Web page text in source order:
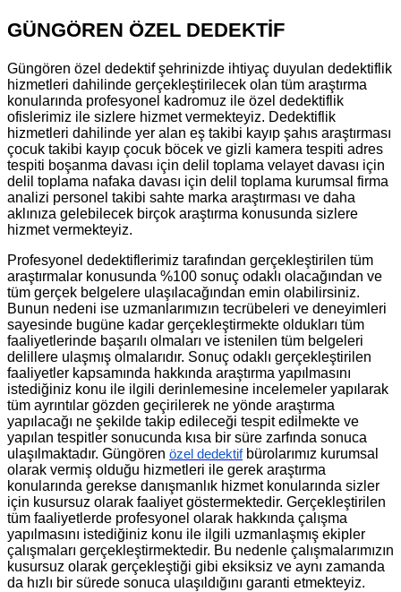
GÜNGÖREN ÖZEL DEDEKTİF
Güngören özel dedektif şehrinizde ihtiyaç duyulan dedektiflik
hizmetleri dahilinde gerçekleştirilecek olan tüm araştırma
konularında profesyonel kadromuz ile özel dedektiflik
ofislerimiz ile sizlere hizmet vermekteyiz. Dedektiflik
hizmetleri dahilinde yer alan eş takibi kayıp şahıs araştırması
çocuk takibi kayıp çocuk böcek ve gizli kamera tespiti adres
tespiti boşanma davası için delil toplama velayet davası için
delil toplama nafaka davası için delil toplama kurumsal firma
analizi personel takibi sahte marka araştırması ve daha
aklınıza gelebilecek birçok araştırma konusunda sizlere
hizmet vermekteyiz.
Profesyonel dedektiflerimiz tarafından gerçekleştirilen tüm
araştırmalar konusunda %100 sonuç odaklı olacağından ve
tüm gerçek belgelere ulaşılacağından emin olabilirsiniz.
Bunun nedeni ise uzmanlarımızın tecrübeleri ve deneyimleri
sayesinde bugüne kadar gerçekleştirmekte oldukları tüm
faaliyetlerinde başarılı olmaları ve istenilen tüm belgeleri
delillere ulaşmış olmalarıdır. Sonuç odaklı gerçekleştirilen
faaliyetler kapsamında hakkında araştırma yapılmasını
istediğiniz konu ile ilgili derinlemesine incelemeler yapılarak
tüm ayrıntılar gözden geçirilerek ne yönde araştırma
yapılacağı ne şekilde takip edileceği tespit edilmekte ve
yapılan tespitler sonucunda kısa bir süre zarfında sonuca
ulaşılmaktadır. Güngören özel dedektifbürolarımız kurumsal
olarak vermiş olduğu hizmetleri ile gerek araştırma
konularında gerekse danışmanlık hizmet konularında sizler
için kusursuz olarak faaliyet göstermektedir. Gerçekleştirilen
tüm faaliyetlerde profesyonel olarak hakkında çalışma
yapılmasını istediğiniz konu ile ilgili uzmanlaşmış ekipler
çalışmaları gerçekleştirmektedir. Bu nedenle çalışmalarımızın
kusursuz olarak gerçekleştiği gibi eksiksiz ve aynı zamanda
da hızlı bir sürede sonuca ulaşıldığını garanti etmekteyiz.